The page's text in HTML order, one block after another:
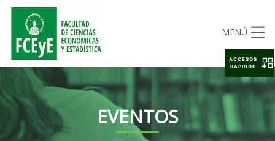
MENÚ
EVENTOS
ACCESOS
RAPIDOS